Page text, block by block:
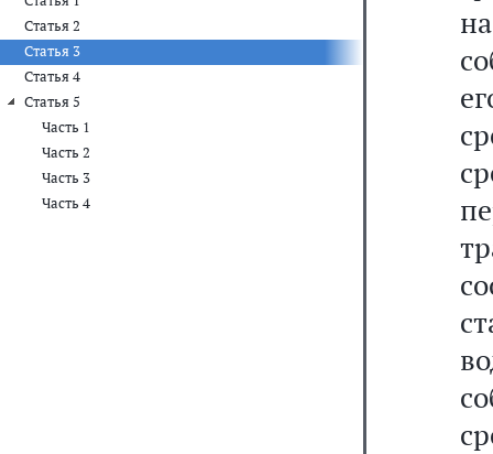
Статья 2
Статья 3
Статья 4
Статья 5
Часть 1
Часть 2
Часть 3
Часть 4